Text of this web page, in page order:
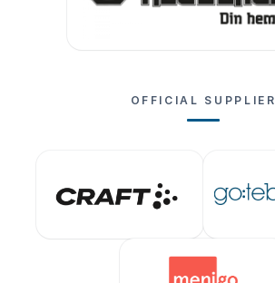
OFFICIAL SUPPLIER